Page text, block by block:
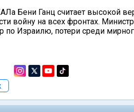
Бени Ганц считает высокой
войну на всех фронтах.
по Израилю, потери среди